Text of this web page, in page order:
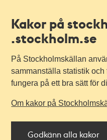
Kakor på
.stockholm.se
På Stockholmskällan
sammanställa statistik
fungera på ett bra sätt för
Om kakor på
Godkänn alla kakor